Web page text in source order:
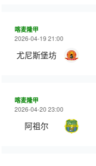
喀麦隆甲
2026-04-19 21:00
尤尼斯堡坊
喀麦隆甲
2026-04-20 23:00
阿祖尔